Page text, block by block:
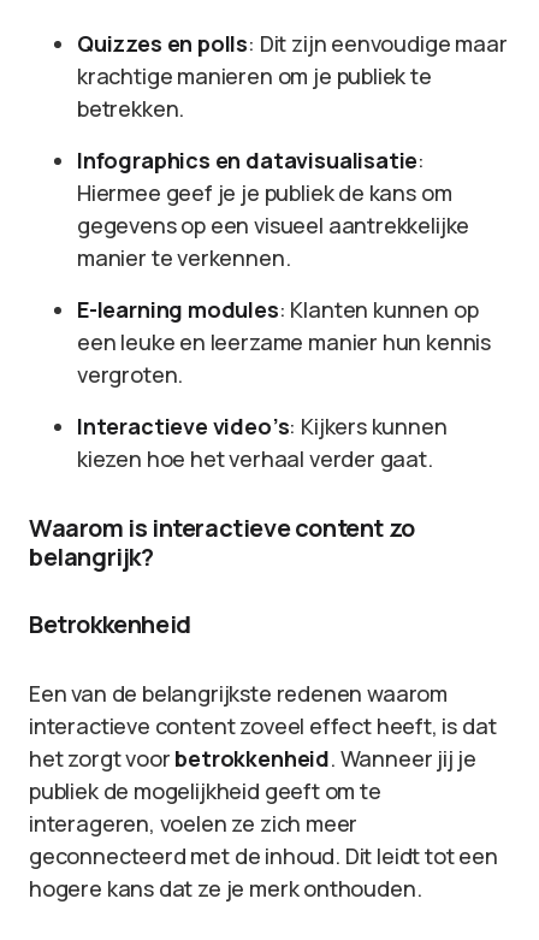
Quizzes en polls: Dit zijn eenvoudige maar
krachtige manieren om je publiek te
betrekken.
Infographics en datavisualisatie:
Hiermee geef je je publiek de kans om
gegevens op een visueel aantrekkelijke
manier te verkennen.
E-learning modules: Klanten kunnen op
een leuke en leerzame manier hun kennis
vergroten.
Interactieve video’s: Kijkers kunnen
kiezen hoe het verhaal verder gaat.
Waarom is interactieve content zo
belangrijk?
Betrokkenheid
Een van de belangrijkste redenen waarom
interactieve content zoveel effect heeft, is dat
het zorgt voor betrokkenheid. Wanneer jij je
publiek de mogelijkheid geeft om te
interageren, voelen ze zich meer
geconnecteerd met de inhoud. Dit leidt tot een
hogere kans dat ze je merk onthouden.